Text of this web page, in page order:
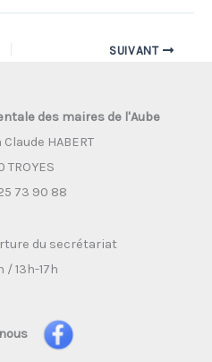
SUIVANT
des maires de l'Aube
HABERT
TROYES
73 90 88
du secrétariat
/ 13h-17h